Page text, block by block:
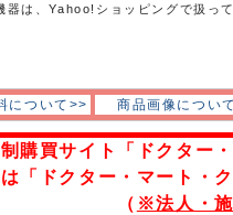
器は、Yahoo!ショッピングで扱っ
について>> 商品画像につい
購買サイト「ドクター
「ドクター・マート・
（ ※法人・